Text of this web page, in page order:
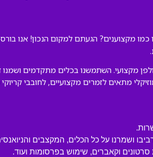
שלנו יצר את ההקלטה של “מחרוזת שביל האושר – דיכאון חלק 2” באולפן
מתאים לזמרים מקצועיים, לחובבי
ושמרנו על כל הכלים, המקצבים
סרטונים וקאברים, שימוש בפרסומות ועוד.